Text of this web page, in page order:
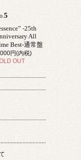
5
-25th
All
Best-通常盤
円(内税)
OUT